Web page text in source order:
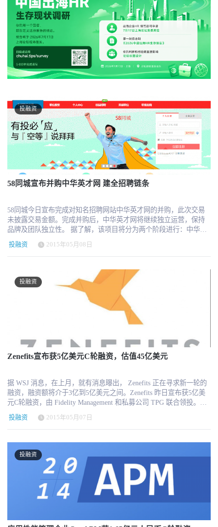
架构表作为基础的通讯录和权限体系，以此定义内部信息审核和外
部沟通权限。 在文荣看来，“免费”对他们而言是一种商业模式，而
不是一种营销模式。他们这一想法，和资方老虎环球基金很契合。
我之前也从其他创业者口中听到，因为收费模式意见不统一而被老
虎环球基金放弃，最终后者转投其它项目，想来很可能就是今目
标。文荣认为他们提供的在线 OA 是通用型产品，提供满足最基础
需求的功能，本身不自己开发专业性的垂直领域工具，理应免费。
“中国企业压力很大，生存比较艰难，他们的投入一般用在能直接获
的模式”。 不过，他们在最新一轮融资之后还是找到了自己认可的
盈利模式。 首先是开放插件平台的授权费。今年开始，今目标的开
放插件平台会逐步有合作伙伴的垂直类、专业类产品上线，今目标
参与开放平台服务的分成，比例一般在 10% 到 20% 之间，“不会超
过 30%”。此外，他们会与智能硬件等周边办公设施企业合作，通过
接口整合来实现软硬件一体化的智能办公体系。首批合作伙伴中有
一家国内的考勤机制造商，对方会接入今目标的接口体系，让双方
的考勤记录得到整合。此外，门禁、视频监控、网络行为记录仪等
也在他们考虑的合作范围内。 其次是“企业圈”，这是文荣口中特别
让自己和公司兴奋的一项新服务。企业圈相当于今目标用户中，一
况下互相查看对方发在“企业圈”中的公告或特定业务进展状况。同
时，公司还可以付费在更广的用户（非关联企业）时间线上展示自
己的广告或建立讨论组吸纳潜在用户。 但是，这样的两个盈利方向
的出发点是“免费”，通过免费而足够可用的通用方案来扩展此前并没
有专业软件需求或者在专业服务上缺乏支付能力的企业。这些企业
在未来开放平台上的垂直工具上会呈现出多大的支付能力和支付意
愿还值得观察。 广告方面。文荣称今目标目前有 130 万家企业客
户，预计年底达到 300 万。但这些客户更多是因为彼此之间先建立
联系才迁移或发展对方使用今目标服务，在这样的群体内做品牌推
广能实现的转化率有多高值得商榷。退一步，如果企业主推的依然
是面向更大范围的销售、推广渠道，今目标作为一个可选渠道能有
多强的定价能力？不过此处有一点可以确定，就是通过“企业圈”转化
今目标开放平台还在上线筹备期，预计首批的三到五家合作企业会
在今年末至明年初之间上线。在此之前的今目标并不提供开
难。虽然文荣提到，开放平台初期选择的合作对象是以用户体验、
平台整合度而不是业务体量作为考量标准，但通用应用 + 创业/中小
服务商形成的生态对于有意愿付费提升内部效率和管理结构的客户
而言是否有足够吸引力也值得商榷。 这些都是需要实际由市场回答
的问题。国内因为某些特殊的市场环境原因，SAP、Dynamics 等国
支付能力的公司已经在使用用友和金蝶，并随后两者的服务转型而
SaaS 化。剩下的中小企业依旧是个很大且充满变数的市场，传统中
小企业并没有固定、成体系的内部管理流程，人员流动很频繁，职
务转换也很灵活，这些客户会更容易接受轻量的基础功能产品。这
些中小企业的付费意愿或使用习惯能够被通用型产品培养，但当他
们被教育到一定程度后，如何继续满足需求并留在自身平台上就会
成为很大的挑战。 今目标副总裁崔健告诉我，他们目前为止客户
了”。 因为产品本身免费，今目标和传统的 ISV、SI 等供应商、实
投融资
58同城宣布并购中华英才网 建全招聘链条
58同城今日宣布完成对知名招聘网站中华英才网的并购，此次交易
未披露交易金额。完成并购后，中华英才网将继续独立运营，保持
品牌及团队独立性。 据了解，该项目将分为两个阶段进行：中华英
才网原母公司爱尔兰尚龙集团，将退出其在华业务，并将全权负责
与员工相关的后续事宜。58同城在此次交易中，除了完成中华英才
网品牌等资产的并购，同时将聘用大部分团队员工。 同时，中华英
才网今日上午也发出宣布58同城收购的内部信。内部信同时表明，
中华英才网原母公司爱尔兰尚龙集团将退出其在华业务并解除员工
合同，现已授权FESCO和所有员工谈合同解除事宜，包括补偿金的
计算和发放事宜。在解聘事宜结束后，58同城将与大部分员工重新
签订新的劳动合同，来继续发展中华英才网的业务。 中华英才网成
立于1997年，是国内第一家专业招聘网站，主要受众为中高端职场
人群。中华英才网提供从校园招聘、社会招聘、高端猎头服务、招
CEO姚劲波表示：“中华英才网是一家拥有18年品牌沉淀的公司，在
招聘领域拥有很高的知名度。我们很认可中华英才的品牌资产积
时，58同城作为中国用户量最大的招聘网站将发挥平台优势，在产
品优化、市场拓展上予以大力支持，未来中华英才网将以更佳的状
态呈现在大家面前。” 中华英才网此前命运多舛，几经易主，经历了
两家知名海外公司Monster、尚龙，但在前母公司旗下却业绩平平。
况。” 针对此次58同城并购，业内人士认为中华英才网的品牌积累将
帮助58同城打通招聘全业务环节，实现全招聘领域覆盖。 小编多说
一句，其实58应该花钱买 智联招聘，而不是中华英才网。。。。
投融资 2015年05月08日
投融资
Zenefits宣布获5亿美元C轮融资，估值45亿美元
据 WSJ 消息，在上月，就有消息曝出， Zenefits 正在寻求新一轮的
融资，融资额将介于3亿到5亿美元之间。Zenefits 昨日宣布获5亿美
元C轮融资，由 Fidelity Management 和私募公司 TPG 联合领投。这
家两岁的初创公司估值45亿美元，超出之前20-30亿美元的估值区
间。 Zenefits 为中小企业提供免费的一站式云 HR 管理工具，简单
地说，就是让 HR 杂活更简单便捷，包括员工的入职和离职手续办
理，工资和福利发放，保险和退休基金办理，缴税缴费，专利追踪
等等。 据 Crunchbase 资料显示，成立于2013年， Zenefits 先后于
2013年6月获210万美元种子轮融资，2014年1月获1500万美元 A 轮融
资，2014年6月获6650万美元 B 轮融资。在最近两轮融资中，
Andreessen Horowitz 都有参与。 扫一扫，关注“HRTechChina",聆听
人力资源科技的声音！
投融资 2015年05月07日
投融资